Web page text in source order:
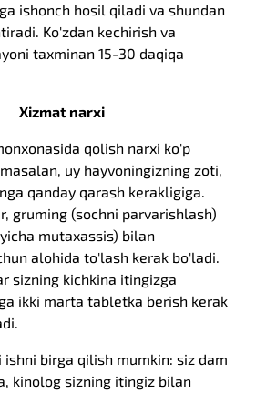
ishonch hosil qiladi va shundan
Ko'zdan kechirish va
taxminan 15-30 daqiqa
Xizmat narxi
qolish narxi ko'p
uy hayvoningizning zoti,
qanday qarash kerakligiga.
gruming (sochni parvarishlash)
mutaxassis) bilan
alohida to'lash kerak bo'ladi.
sizning kichkina itingizga
ikki marta tabletka berish kerak
ishni birga qilish mumkin: siz dam
kinolog sizning itingiz bilan